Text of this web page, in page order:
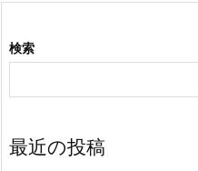
検索
最近の投稿